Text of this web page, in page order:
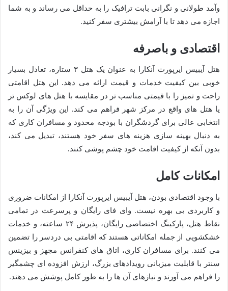
وآمد طولانی و نگرانی بابت ترافیک را به حداقل می رساند و به شما
اجازه می دهد تا با آرامش بیشتری سفر کنید.
اقتصادی و باصرفه
هتل آیبیس ایرپورت آنکارا به عنوان یک هتل ۳ ستاره، تعادل بسیار
خوبی بین کیفیت خدمات و قیمت ارائه می دهد. این هتل اقامتی
راحت و تمیز را با قیمتی مناسب تر در مقایسه با هتل های لوکس تر
یا هتل های واقع در مرکز شهر فراهم می کند. این ویژگی آن را به
انتخابی عالی برای گردشگران با بودجه محدود و مسافران کاری که
به دنبال بهینه سازی هزینه های سفر خود هستند، تبدیل می کند،
بدون آنکه از کیفیت اقامت خود چشم پوشی کنند.
امکانات کامل
با وجود اقتصادی بودن، هتل آیبیس ایرپورت آنکارا از امکانات ضروری
و کاربردی بی بهره نیست. وای فای رایگان و پرسرعت در تمامی
نقاط هتل، پارکینگ اختصاصی رایگان، پذیرش ۲۴ ساعته، و خدمات
خشکشویی از جمله امکاناتی هستند که اقامتی بی دردسر را تضمین
می کنند. برای مسافران کاری، اتاق های کنفرانس مجهز و بیزینس
سنتر با قابلیت میزبانی رویدادهای بزرگ، ارزش افزوده ای چشمگیر
را فراهم می آورند و نیازهای آن ها را به طور کامل پوشش می دهند.